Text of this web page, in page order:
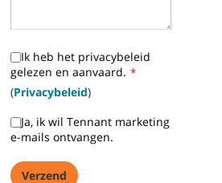
Ik heb het privacybeleid
gelezen en aanvaard. *
(Privacybeleid)
Ja, ik wil Tennant marketing
e-mails ontvangen.